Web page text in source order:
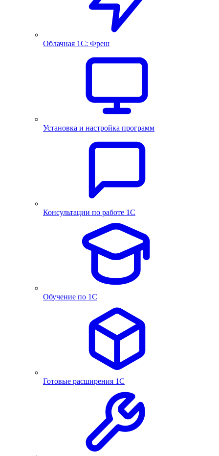
Облачная 1С: Фреш
Установка и настройка программ
Консультации по работе 1С
Обучение по 1С
Готовые расширения 1С